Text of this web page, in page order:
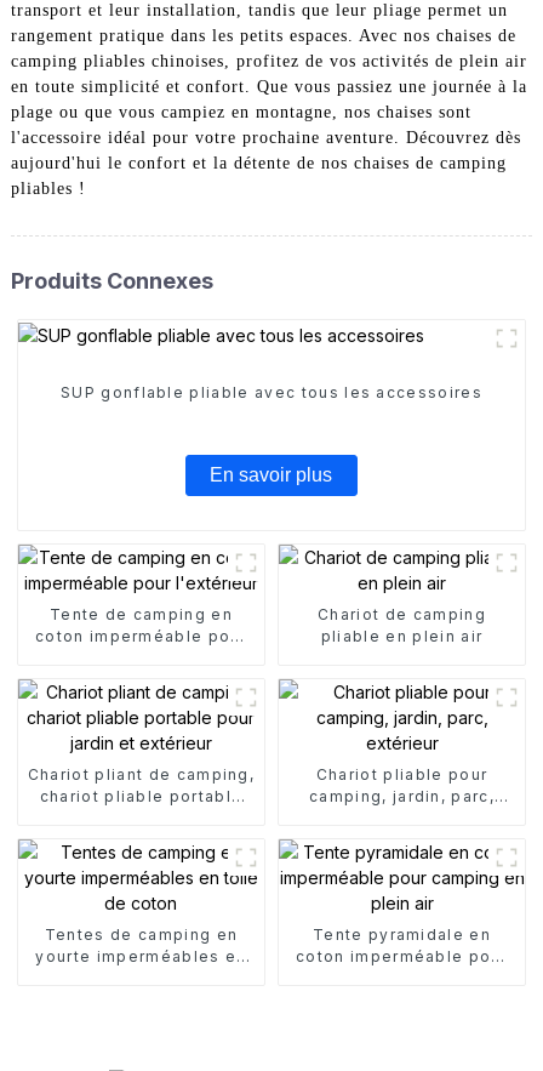
transport et leur installation, tandis que leur pliage permet un
rangement pratique dans les petits espaces. Avec nos chaises de
camping pliables chinoises, profitez de vos activités de plein air
en toute simplicité et confort. Que vous passiez une journée à la
plage ou que vous campiez en montagne, nos chaises sont
l'accessoire idéal pour votre prochaine aventure. Découvrez dès
aujourd'hui le confort et la détente de nos chaises de camping
pliables !
Produits Connexes
SUP gonflable pliable avec tous les accessoires
En savoir plus
Tente de camping en
coton imperméable pour
Chariot de camping
pliable en plein air
Chariot pliant de camping,
chariot pliable portable
Chariot pliable pour
camping, jardin, parc,
Tentes de camping en
yourte imperméables en
Tente pyramidale en
coton imperméable pour